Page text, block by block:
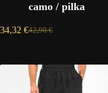
camo / pilka
42,90€
34,32 €